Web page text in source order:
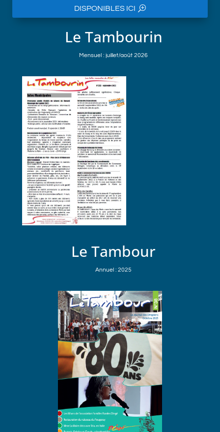
DISPONIBLES ICI
Le Tambourin
Mensuel : juillet/août 2026
Le Tambour
Annuel : 2025